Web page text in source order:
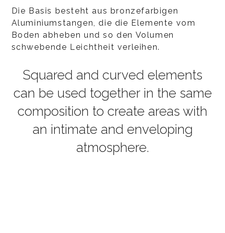
Die Basis besteht aus bronzefarbigen
Aluminiumstangen, die die Elemente vom
Boden abheben und so den Volumen
schwebende Leichtheit verleihen.
Squared and curved elements
can be used together in the same
composition to create areas with
an intimate and enveloping
atmosphere.